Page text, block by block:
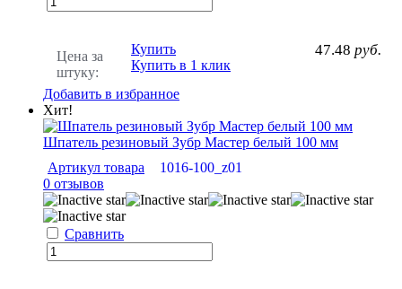
Цена за
штуку:
47.48 руб.
Купить
Купить в 1 клик
Добавить в избранное
Хит!
Шпатель резиновый Зубр Мастер белый 100 мм
Артикул товара
1016-100_z01
0 отзывов
Сравнить